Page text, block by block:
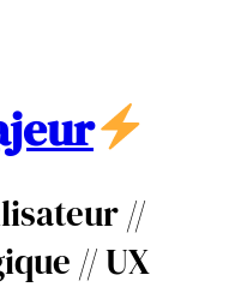
//
// UX